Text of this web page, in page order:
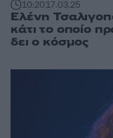
10:2017.03.25
Ελένη
κάτι το οποίο
δει ο κόσμος